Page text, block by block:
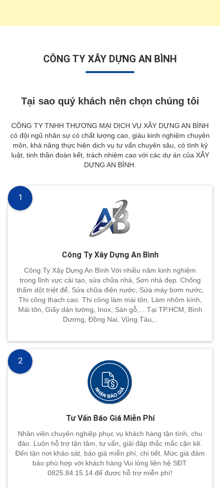
CÔNG TY XÂY DỰNG AN BÌNH
Tại sao quý khách nên chọn chúng tôi
CÔNG TY TNHH THƯƠNG MẠI DỊCH VỤ XÂY DỰNG AN BÌNH
có đội ngũ nhân sự có chất lượng cao, giàu kinh nghiệm chuyên
môn, khả năng thực hiện dịch vụ tư vấn chuyên sâu, có tính kỷ
luật, tinh thần đoàn kết, trách nhiệm cao với các dự án của XÂY
DỰNG AN BÌNH.
Công Ty Xây Dựng An Bình
Công Ty Xây Dựng An Bình Với nhiều năm kinh nghiệm
trong lĩnh vực cải tạo, sửa chữa nhà, Sơn nhà đẹp. Chống
thấm dột triệt để, Sửa chữa điện nước, Sửa máy bơm nước,
Thi công thạch cao. Thi công làm mái tôn, Làm nhôm kính,
Mái tôn, Giấy dán tường, Inox, Sàn gỗ,... Tại TP.HCM, Bình
Dương, Đồng Nai, Vũng Tàu,..
1
Tư Vấn Báo Giá Miễn Phí
Nhân viên chuyên nghiệp phục vụ khách hàng tận tình, chu
đáo. Luôn hỗ trợ tận tâm, tư vấn, giải đáp thắc mắc cặn kẽ.
Đến tận nơi khảo sát, báo giá miễn phí, chi tiết. Mức giá đảm
bảo phù hợp với khách hàng Vui lòng liên hệ SĐT:
0825.84.15.14 để đươc hỗ trợ miễn phí!
2